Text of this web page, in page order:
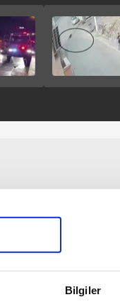
Bilgiler